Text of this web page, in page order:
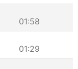
01:58
01:29